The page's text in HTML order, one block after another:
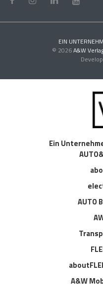
EIN
© 2026A&W
Ein
AUTO
A&W